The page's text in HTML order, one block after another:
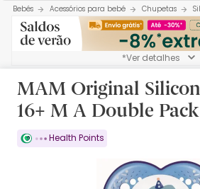
Bebés Acessórios para bebé Chupetas
*Ver detalhes
MAM Original
16+ M A Double Pack
Health Points